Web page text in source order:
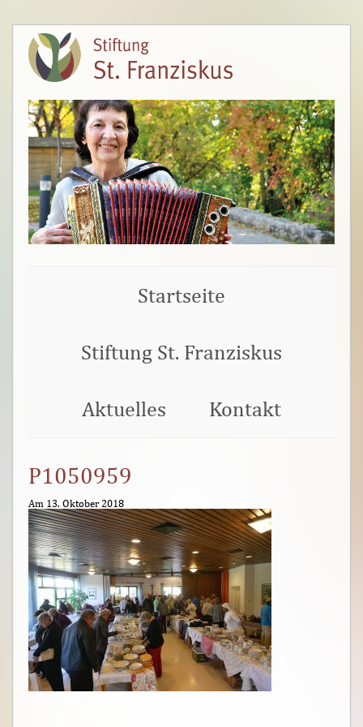
Startseite
Stiftung St. Franziskus
Aktuelles Kontakt
P1050959
Am 13. Oktober 2018